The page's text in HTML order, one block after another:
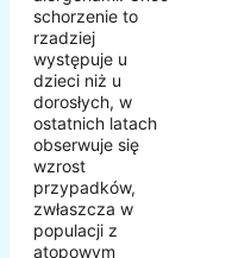
schorzenie to
rzadziej
występuje u
dzieci niż u
dorosłych, w
ostatnich latach
obserwuje się
wzrost
przypadków,
zwłaszcza w
populacji z
atopowym